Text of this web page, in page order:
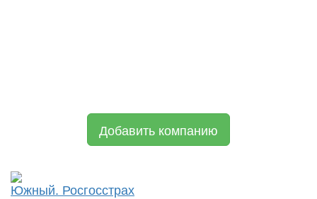
Добавить компанию
Южный. Росгосстрах